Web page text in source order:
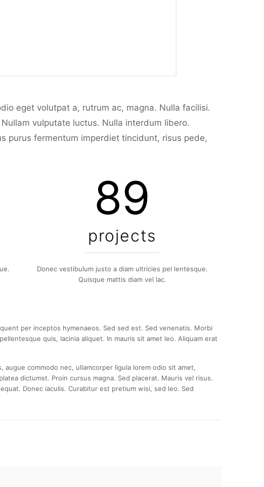
eget volutpat a, rutrum ac, magna. Nulla facilisi.
vulputate luctus. Nulla interdum libero.
purus fermentum imperdiet tincidunt, risus pede,
89
projects
Donec vestibulum justo a diam ultricies pel lentesque.
Quisque mattis diam vel lac.
per inceptos hymenaeos. Sed sed est. Sed venenatis. Morbi
quis, lacinia aliquet. In mauris sit amet leo. Aliquam erat
commodo nec, ullamcorper ligula lorem odio sit amet,
dictumst. Proin cursus magna. Sed placerat. Mauris vel risus.
Donec iaculis. Curabitur est pretium wisi, sed leo. Sed